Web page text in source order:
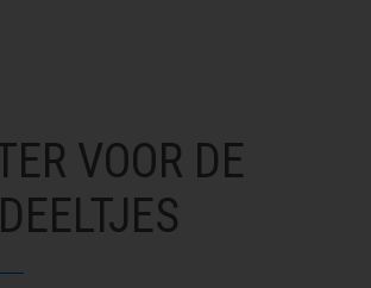
VOOR DE